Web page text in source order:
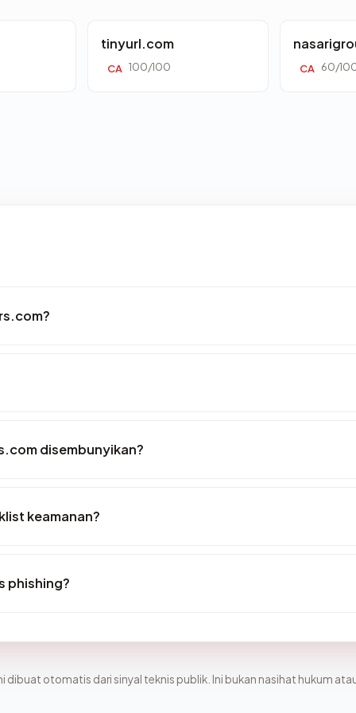
tinyurl.com
CA 100/100 CA 60/
disembunyikan?
keamanan?
phishing?
dibuat otomatis dari sinyal teknis publik. Ini bukan nasihat hukum